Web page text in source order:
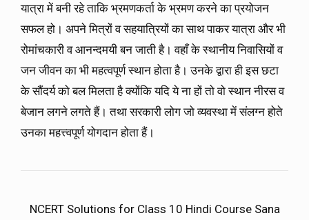
यात्रा में बनी रहे ताकि भ्रमणकर्ता के भ्रमण करने का प्रयोजन
सफल हो। अपने मित्रों व सहयात्रियों का साथ पाकर यात्रा और भी
रोमांचकारी व आनन्दमयी बन जाती है। वहाँ के स्थानीय निवासियों व
जन जीवन का भी महत्वपूर्ण स्थान होता है। उनके द्वारा ही इस छटा
के सौंदर्य को बल मिलता है क्योंकि यदि ये ना हों तो वो स्थान नीरस व
बेजान लगने लगते हैं। तथा सरकारी लोग जो व्यवस्था में संलग्न होते
उनका महत्त्वपूर्ण योगदान होता हैं।
NCERT Solutions for Class 10 Hindi Course Sana